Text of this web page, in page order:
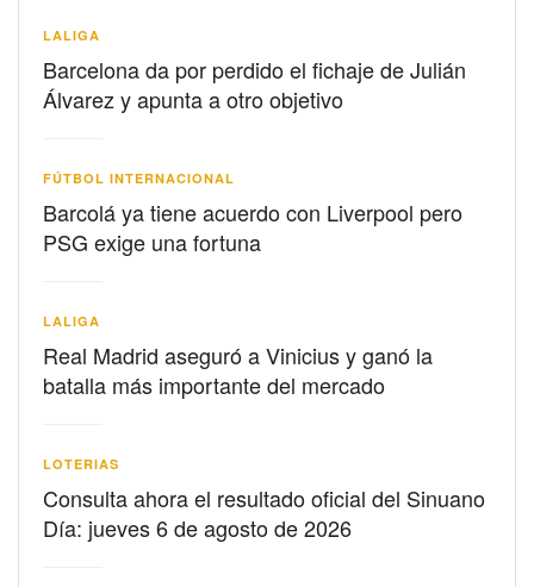
LALIGA
Barcelona da por perdido el fichaje de Julián
Álvarez y apunta a otro objetivo
FÚTBOL INTERNACIONAL
Barcolá ya tiene acuerdo con Liverpool pero
PSG exige una fortuna
LALIGA
Real Madrid aseguró a Vinicius y ganó la
batalla más importante del mercado
LOTERIAS
Consulta ahora el resultado oficial del Sinuano
Día: jueves 6 de agosto de 2026